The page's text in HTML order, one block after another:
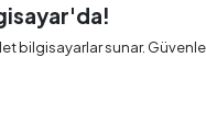
bilgisayarlar sunar. Güvenle